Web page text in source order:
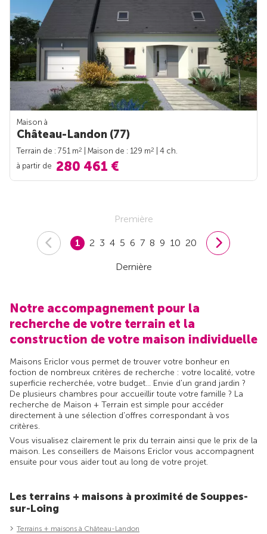
Maison à
Château-Landon (77)
Terrain de : 751 m2 | Maison de : 129 m2
| 4 ch.
à partir de 280 461 €
Première
1 2 3 4 5 6 7 8 9 10 20
Dernière
Notre accompagnement pour la
recherche de votre terrain et la
construction de votre maison individuelle
Maisons Ericlor vous permet de trouver votre bonheur en
foction de nombreux critères de recherche : votre localité, votre
superficie recherchée, votre budget... Envie d'un grand jardin ?
De plusieurs chambres pour accueillir toute votre famille ? La
recherche de Maison + Terrain est simple pour accéder
directement à une sélection d'offres correspondant à vos
critères.
Vous visualisez clairement le prix du terrain ainsi que le prix de la
maison. Les conseillers de Maisons Ericlor vous accompagnent
ensuite pour vous aider tout au long de votre projet.
Les terrains + maisons à proximité de Souppes-
sur-Loing
Terrains + maisons à Château-Landon